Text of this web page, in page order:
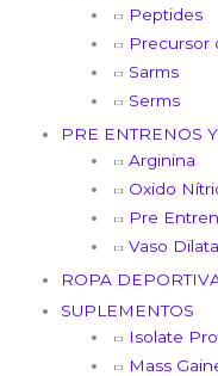
Peptides
Precursor
Sarms
Serms
PRE ENTRENOS
Arginina
Oxido
Pre
Vaso
ROPA
SUPLEMENTOS
Isolate
Mass